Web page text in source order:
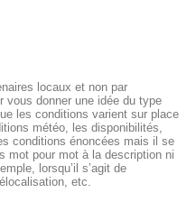
locaux et non par
vous donner une idée du type
les conditions varient sur place
météo, les disponibilités,
conditions énoncées mais il se
mot pour mot à la description ni
lorsqu’il s’agit de
etc.